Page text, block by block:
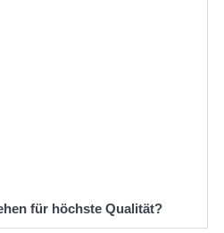
für höchste Qualität?